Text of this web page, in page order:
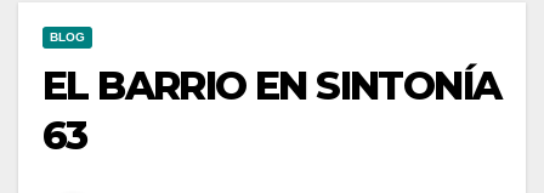
BLOG
EL BARRIO EN SINTONÍA
63